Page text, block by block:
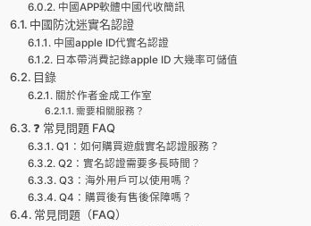
中國APP軟體中國代收簡訊
中國防沈迷實名認證
中國apple ID代實名認證
日本帶消費記錄apple ID 大幾率可儲值
目錄
關於作者金成工作室
需要相關服務？
❓ 常見問題 FAQ
Q1：如何購買遊戲實名認證服務？
Q2：實名認證需要多長時間？
Q3：海外用戶可以使用嗎？
Q4：購買後有售後保障嗎？
常見問題（FAQ）